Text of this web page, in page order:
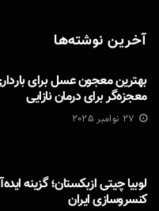
آخرین نوشته‌ها
بهترین معجون عسل برای
معجزه‌گر برای درمان نازایی
27 نوامبر 2025
لوبیا چیتی ازبکستان؛ گزینه
کنسروسازی ایران